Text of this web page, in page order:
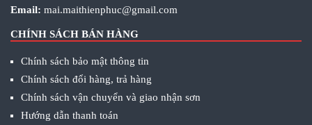
Email: mai.maithienphuc@gmail.com
CHÍNH SÁCH BÁN HÀNG
Chính sách bảo mật thông tin
Chính sách đổi hàng, trả hàng
Chính sách vận chuyển và giao nhận sơn
Hướng dẫn thanh toán